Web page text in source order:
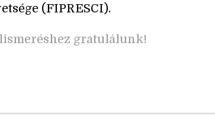
(FIPRESCI).
gratulálunk!